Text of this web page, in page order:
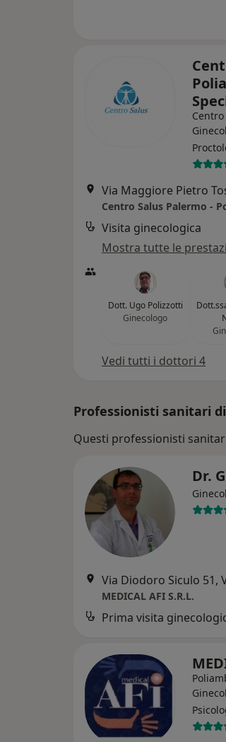
Visita ginecologica
Mostra tutte le
Dott. Ugo Polizzotti
Ginecologo
Vedi tutti i dottori 4
Professionisti sanitari
Questi professionisti
Dr.
Via Diodoro Siculo 51,
MEDICAL AFI S.R.L.
Prima visita